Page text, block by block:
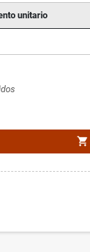
unitario
shopping_cart